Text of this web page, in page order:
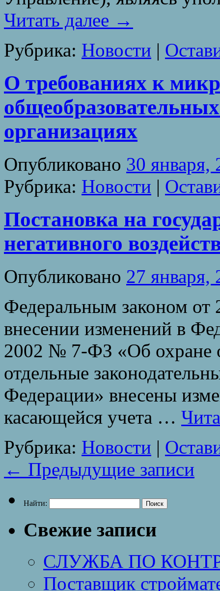
Читать далее →
Рубрика: Новости |
О требованиях к
организациях
Опубликовано 30 января,
Рубрика: Новости |
Постановка на
негативного
Опубликовано 27 января,
Федеральным законом
внесении изменений в
2002 № 7-ФЗ «Об охране
отдельные
Федерации» внесены
касающейся учета …
Рубрика: Новости |
← Предыдущие записи
Найти:
Свежие записи
СЛУЖБА ПО
Поставщик